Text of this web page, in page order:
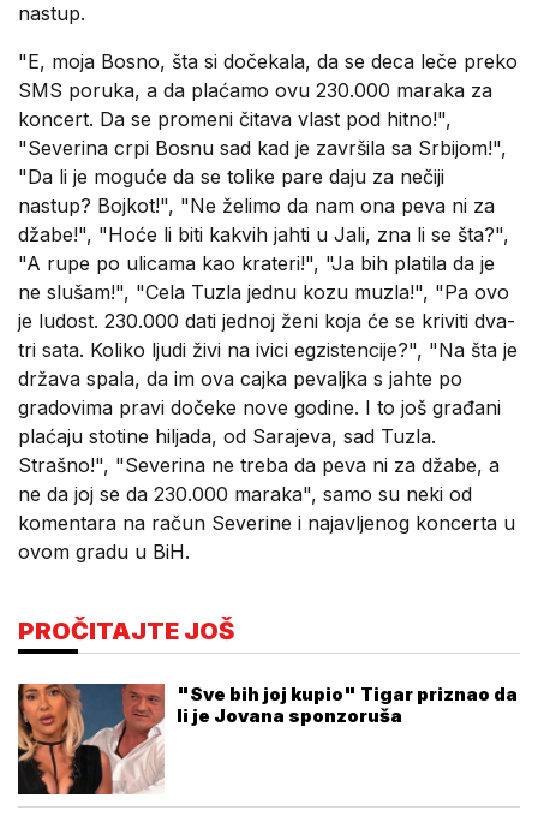
nastup.
"E, moja Bosno, šta si dočekala, da se deca leče preko
SMS poruka, a da plaćamo ovu 230.000 maraka za
koncert. Da se promeni čitava vlast pod hitno!",
"Severina crpi Bosnu sad kad je završila sa Srbijom!",
"Da li je moguće da se tolike pare daju za nečiji
nastup? Bojkot!", "Ne želimo da nam ona peva ni za
džabe!", "Hoće li biti kakvih jahti u Jali, zna li se šta?",
"A rupe po ulicama kao krateri!", "Ja bih platila da je
ne slušam!", "Cela Tuzla jednu kozu muzla!", "Pa ovo
je ludost. 230.000 dati jednoj ženi koja će se kriviti dva-
tri sata. Koliko ljudi živi na ivici egzistencije?", "Na šta je
država spala, da im ova cajka pevaljka s jahte po
gradovima pravi dočeke nove godine. I to još građani
plaćaju stotine hiljada, od Sarajeva, sad Tuzla.
Strašno!", "Severina ne treba da peva ni za džabe, a
ne da joj se da 230.000 maraka", samo su neki od
komentara na račun Severine i najavljenog koncerta u
ovom gradu u BiH.
PROČITAJTE JOŠ
"Sve bih joj kupio" Tigar priznao da
li je Jovana sponzoruša